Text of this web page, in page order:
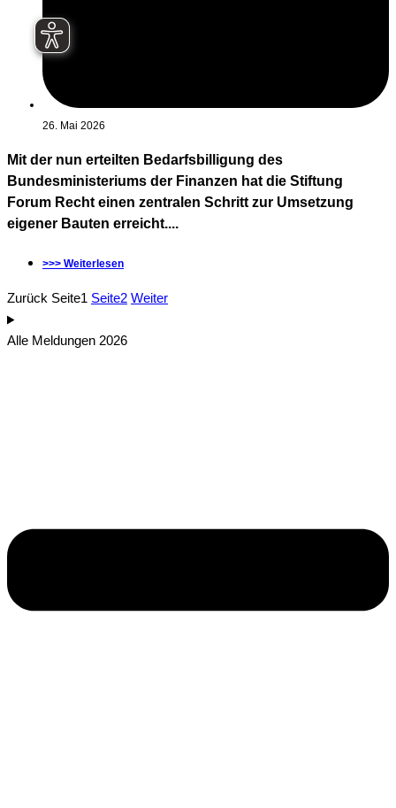
26. Mai 2026
Mit der nun erteilten Bedarfsbilligung des
Bundesministeriums der Finanzen hat die Stiftung
Forum Recht einen zentralen Schritt zur Umsetzung
eigener Bauten erreicht....
>>> Weiterlesen
Zurück Seite1 Seite2 Weiter
Alle Meldungen 2026